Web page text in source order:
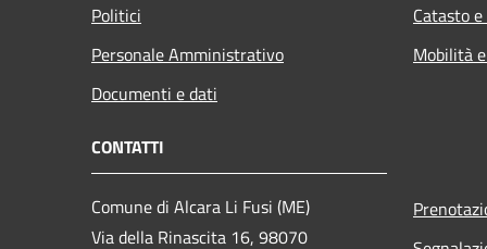
Politici
Personale Amministrativo
Documenti e dati
Catasto
Mobilità
CONTATTI
Comune di Alcara Li Fusi (ME)
Via della Rinascita 16, 98070